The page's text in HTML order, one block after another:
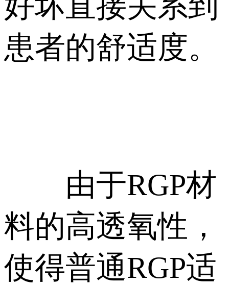
患者的舒适度。
由于RGP材
料的高透氧性，
使得普通RGP适